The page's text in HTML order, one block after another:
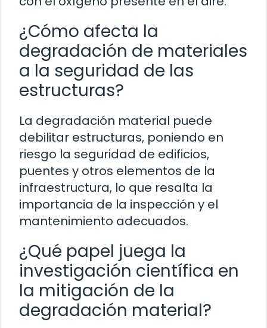
¿Cómo afecta la
degradación de materiales
a la seguridad de las
estructuras?
La degradación material puede
debilitar estructuras, poniendo en
riesgo la seguridad de edificios,
puentes y otros elementos de la
infraestructura, lo que resalta la
importancia de la inspección y el
mantenimiento adecuados.
¿Qué papel juega la
investigación científica en
la mitigación de la
degradación material?